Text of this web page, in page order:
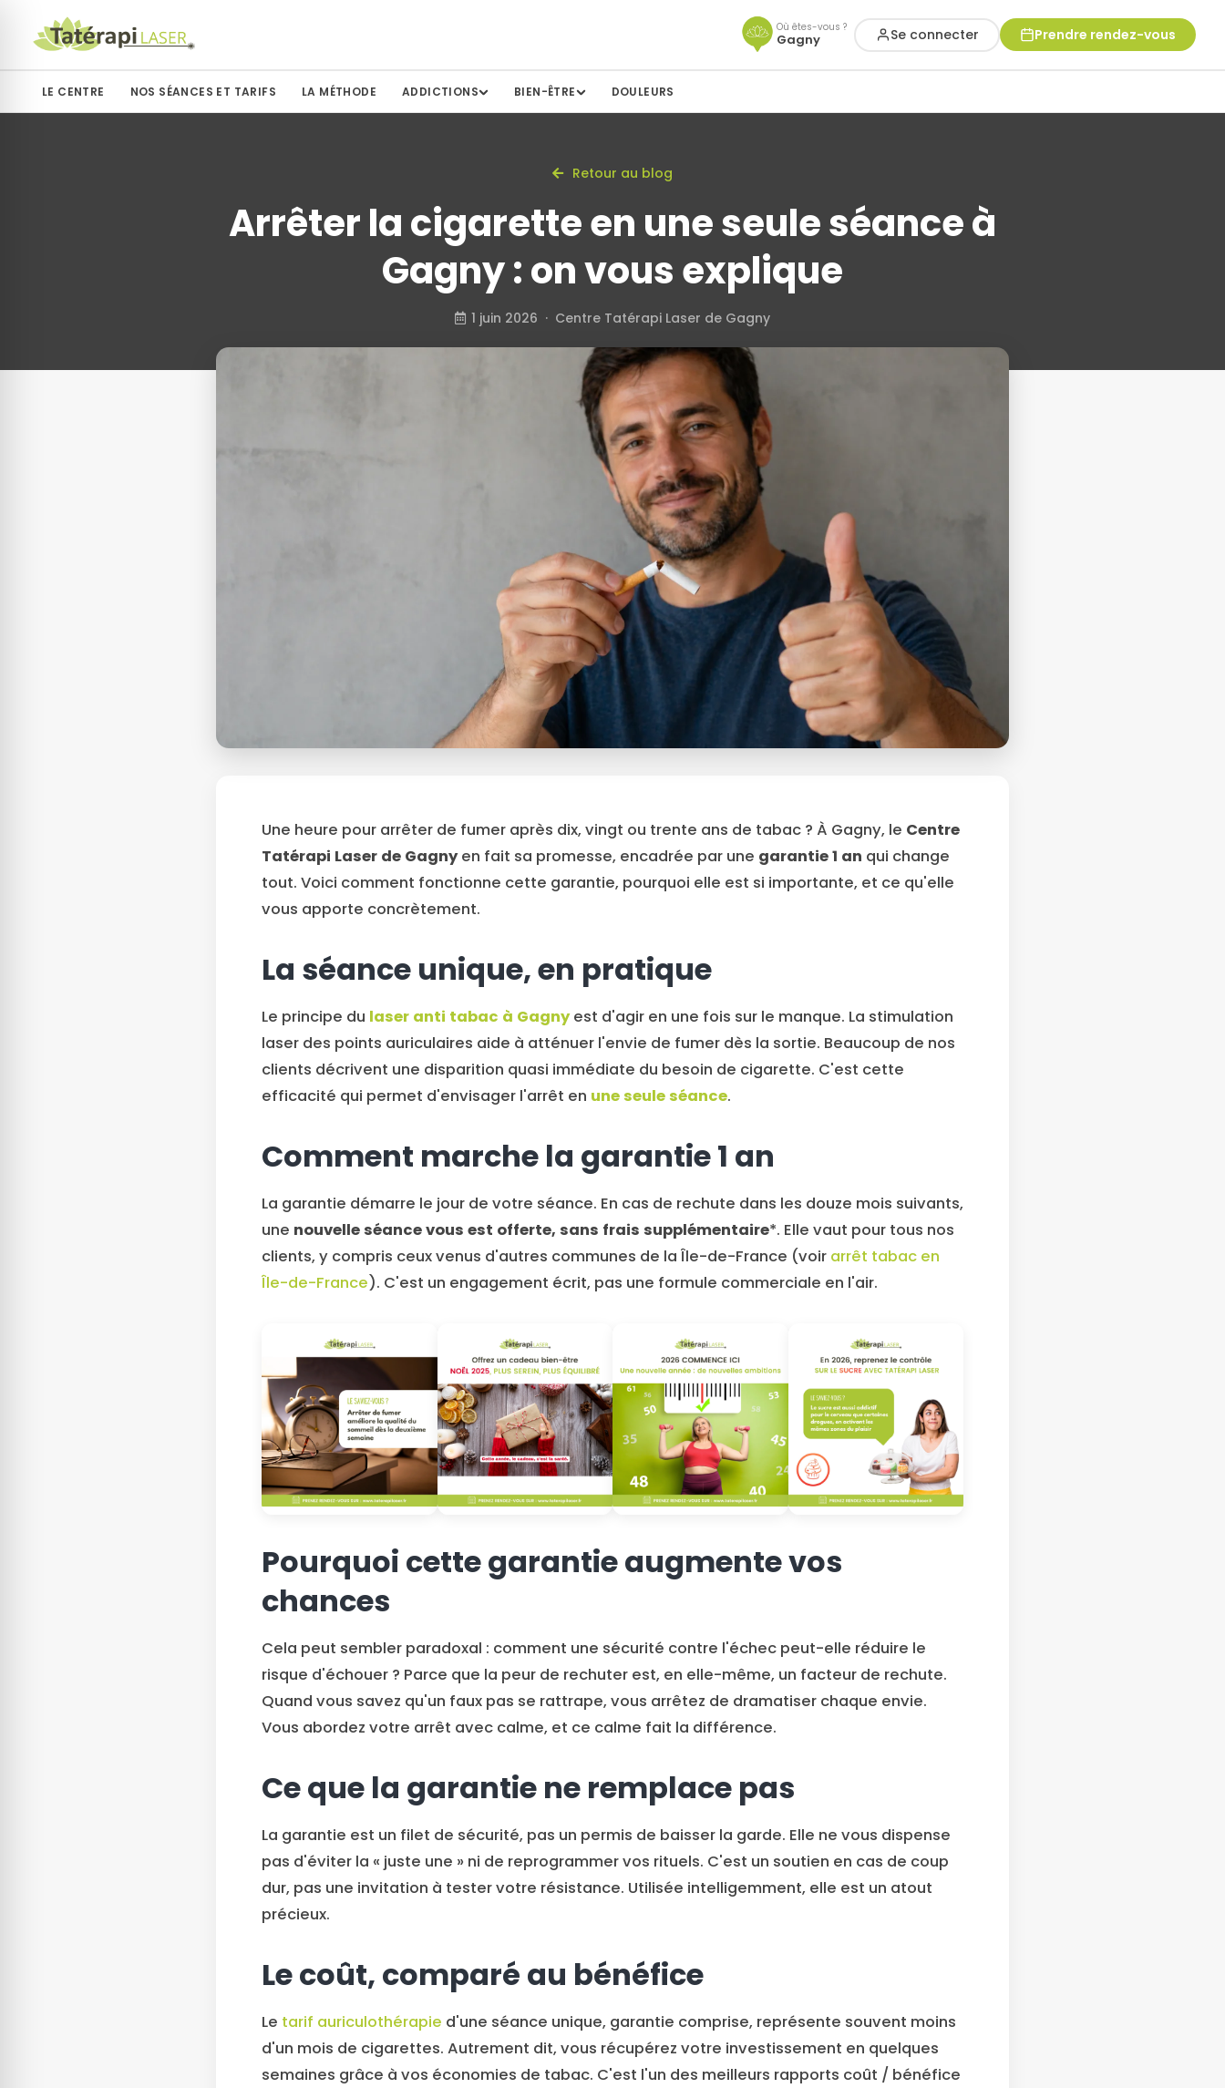
Où êtes-vous ?
Gagny Se connecter Prendre rendez-vous
LE CENTRE NOS SÉANCES ET TARIFS LA MÉTHODE ADDICTIONS BIEN-ÊTRE DOULEURS
Retour au blog
Arrêter la cigarette en une seule séance à
Gagny : on vous explique
1 juin 2026 · Centre Tatérapi Laser de Gagny
Une heure pour arrêter de fumer après dix, vingt ou trente ans de tabac ? À Gagny, le Centre
Tatérapi Laser de Gagnyen fait sa promesse, encadrée par une garantie 1 an qui change
tout. Voici comment fonctionne cette garantie, pourquoi elle est si importante, et ce qu'elle
vous apporte concrètement.
La séance unique, en pratique
Le principe du laser anti tabac à Gagnyest d'agir en une fois sur le manque. La stimulation
laser des points auriculaires aide à atténuer l'envie de fumer dès la sortie. Beaucoup de nos
clients décrivent une disparition quasi immédiate du besoin de cigarette. C'est cette
efficacité qui permet d'envisager l'arrêt en une seule séance.
Comment marche la garantie 1 an
La garantie démarre le jour de votre séance. En cas de rechute dans les douze mois suivants,
une nouvelle séance vous est offerte, sans frais supplémentaire*. Elle vaut pour tous nos
clients, y compris ceux venus d'autres communes de la Île-de-France (voir arrêt tabac en
Île-de-France). C'est un engagement écrit, pas une formule commerciale en l'air.
Pourquoi cette garantie augmente vos
chances
Cela peut sembler paradoxal : comment une sécurité contre l'échec peut-elle réduire le
risque d'échouer ? Parce que la peur de rechuter est, en elle-même, un facteur de rechute.
Quand vous savez qu'un faux pas se rattrape, vous arrêtez de dramatiser chaque envie.
Vous abordez votre arrêt avec calme, et ce calme fait la différence.
Ce que la garantie ne remplace pas
La garantie est un filet de sécurité, pas un permis de baisser la garde. Elle ne vous dispense
pas d'éviter la « juste une » ni de reprogrammer vos rituels. C'est un soutien en cas de coup
dur, pas une invitation à tester votre résistance. Utilisée intelligemment, elle est un atout
précieux.
Le coût, comparé au bénéfice
Le tarif auriculothérapie d'une séance unique, garantie comprise, représente souvent moins
d'un mois de cigarettes. Autrement dit, vous récupérez votre investissement en quelques
semaines grâce à vos économies de tabac. C'est l'un des meilleurs rapports coût / bénéfice